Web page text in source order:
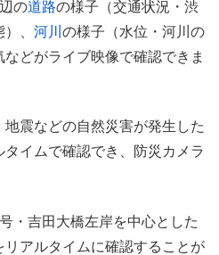
の道路の様子（交通状況・渋
、 河川 の様子（水位・河川の
どがライブ映像で確認できま
震などの自然災害が発生した
イムで確認でき、防災カメラ
・吉田大橋左岸を中心とした
アルタイムに確認することが